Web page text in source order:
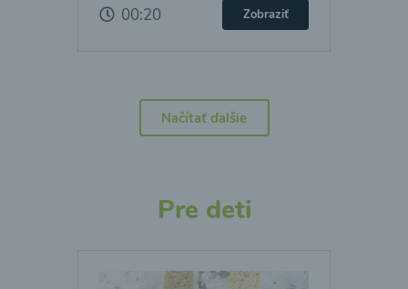
00:20 Zobraziť
Načítať ďalšie
Pre deti